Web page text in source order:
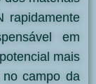
rapidamente
em
mais
campo da